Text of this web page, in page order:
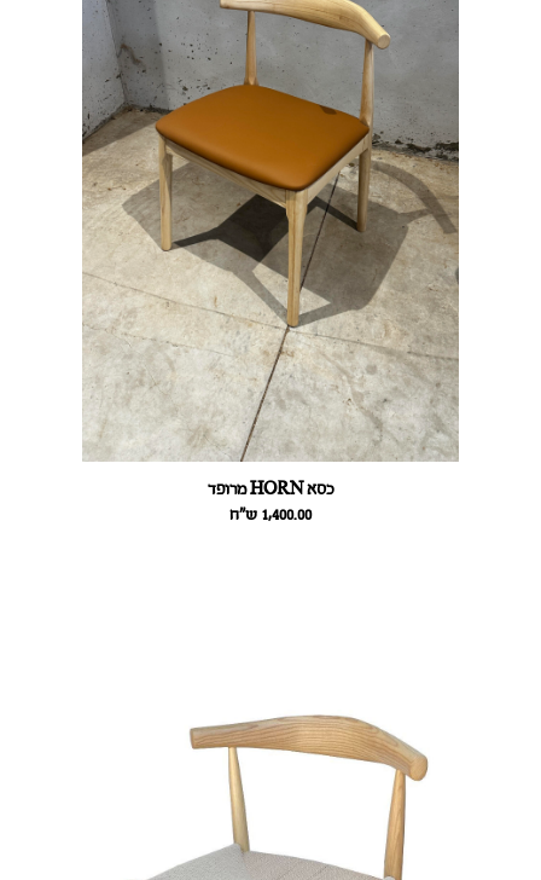
כסא HORN מרופד
1,400.00 ש״ח